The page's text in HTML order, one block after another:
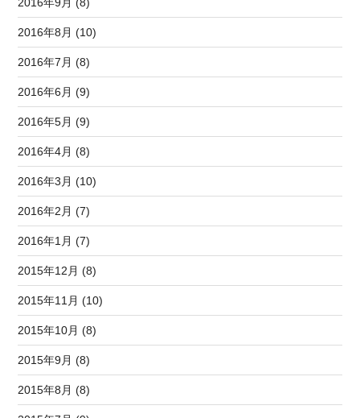
2016年8月 (10)
2016年7月 (8)
2016年6月 (9)
2016年5月 (9)
2016年4月 (8)
2016年3月 (10)
2016年2月 (7)
2016年1月 (7)
2015年12月 (8)
2015年11月 (10)
2015年10月 (8)
2015年9月 (8)
2015年8月 (8)